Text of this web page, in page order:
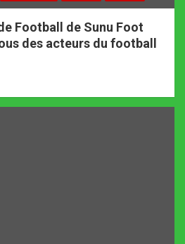
Football de Sunu Foot
des acteurs du football